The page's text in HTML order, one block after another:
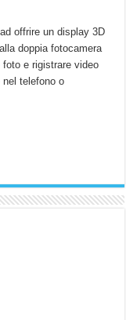
offrire un display 3D
doppia fotocamera
e rigistrare video
telefono o